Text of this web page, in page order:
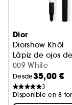
Dior
Diorshow Khôl
Lápiz de ojos
009 White
Desde35,00 €
3
Disponible en 8